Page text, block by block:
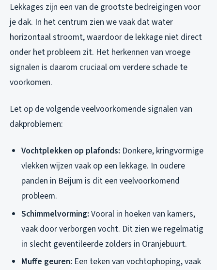
Lekkages zijn een van de grootste bedreigingen voor
je dak. In het centrum zien we vaak dat water
horizontaal stroomt, waardoor de lekkage niet direct
onder het probleem zit. Het herkennen van vroege
signalen is daarom cruciaal om verdere schade te
voorkomen.
Let op de volgende veelvoorkomende signalen van
dakproblemen:
Vochtplekken op plafonds: Donkere, kringvormige
vlekken wijzen vaak op een lekkage. In oudere
panden in Beijum is dit een veelvoorkomend
probleem.
Schimmelvorming: Vooral in hoeken van kamers,
vaak door verborgen vocht. Dit zien we regelmatig
in slecht geventileerde zolders in Oranjebuurt.
Muffe geuren: Een teken van vochtophoping, vaak